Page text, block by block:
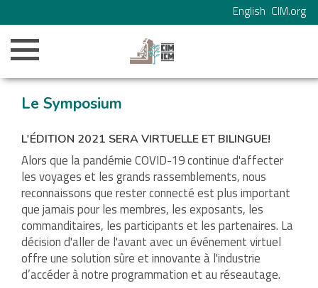
English CIM.org
Le Symposium
L'ÉDITION 2021 SERA VIRTUELLE ET BILINGUE!
Alors que la pandémie COVID-19 continue d'affecter
les voyages et les grands rassemblements, nous
reconnaissons que rester connecté est plus important
que jamais pour les membres, les exposants, les
commanditaires, les participants et les partenaires. La
décision d'aller de l'avant avec un événement virtuel
offre une solution sûre et innovante à l'industrie
d’accéder à notre programmation et au réseautage.